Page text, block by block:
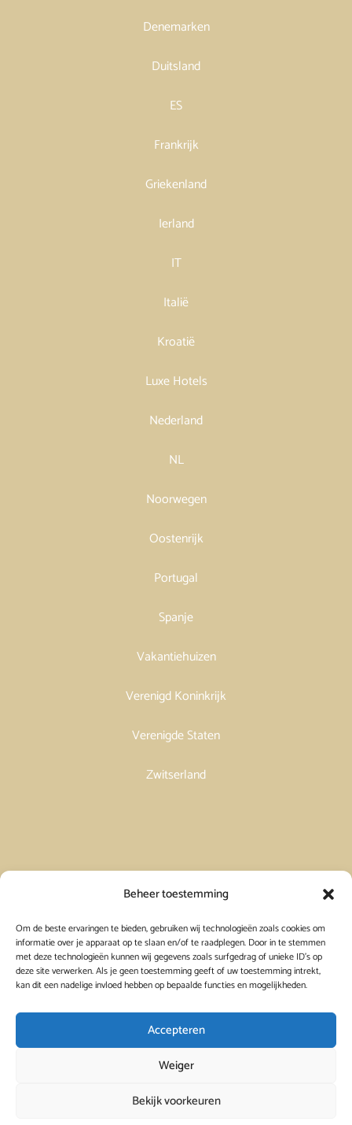
Beheer toestemming
Om de beste ervaringen te bieden, gebruiken wij technologieën zoals cookies om
informatie over je apparaat op te slaan en/of te raadplegen. Door in te stemmen
met deze technologieën kunnen wij gegevens zoals surfgedrag of unieke ID's op
deze site verwerken. Als je geen toestemming geeft of uw toestemming intrekt,
kan dit een nadelige invloed hebben op bepaalde functies en mogelijkheden.
Accepteren
Weiger
Bekijk voorkeuren
Denemarken
Duitsland
ES
Frankrijk
Griekenland
Ierland
IT
Italië
Kroatië
Luxe Hotels
Nederland
NL
Noorwegen
Oostenrijk
Portugal
Spanje
Vakantiehuizen
Verenigd Koninkrijk
Verenigde Staten
Zwitserland
Vakantiehuis in Frankrijk huren
Vakantiehuis in Griekenland huren